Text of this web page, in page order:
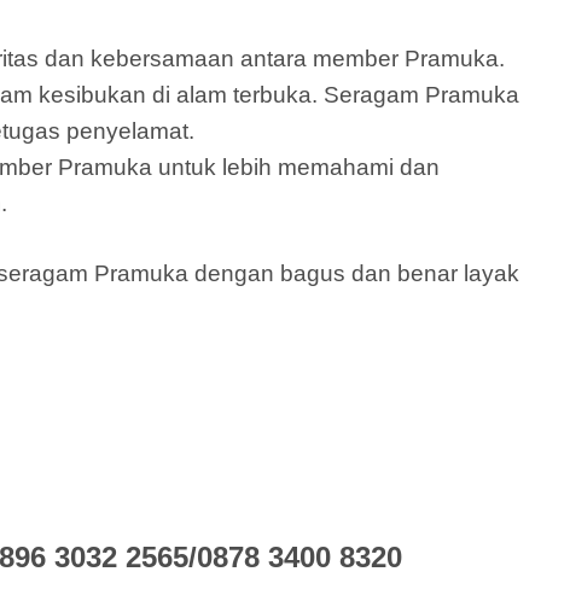
dan kebersamaan antara member Pramuka.
kesibukan di alam terbuka. Seragam Pramuka
penyelamat.
Pramuka untuk lebih memahami dan
Pramuka dengan bagus dan benar layak
3032 2565/0878 3400 8320